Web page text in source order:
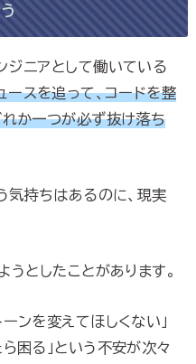
ジニアとして働いている
ースを追って、コードを整
れか一つが必ず抜け落ち
気持ちはあるのに、現実
としたことがあります。
ンを変えてほしくない」
困る」という不安が次々